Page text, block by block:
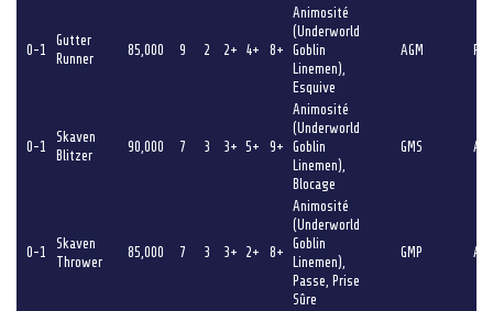
0-1
Gutter
Runner
85,000 9 2 2+ 4+ 8+
Animosité
(Underworld
Goblin
Linemen),
Esquive
AGM PS
0-1
Skaven
Blitzer
90,000 7 3 3+ 5+ 9+
Animosité
(Underworld
Goblin
Linemen),
Blocage
GMS AP
0-1
Skaven
Thrower
85,000 7 3 3+ 2+ 8+
Animosité
(Underworld
Goblin
Linemen),
Passe, Prise
Sûre
GMP AS